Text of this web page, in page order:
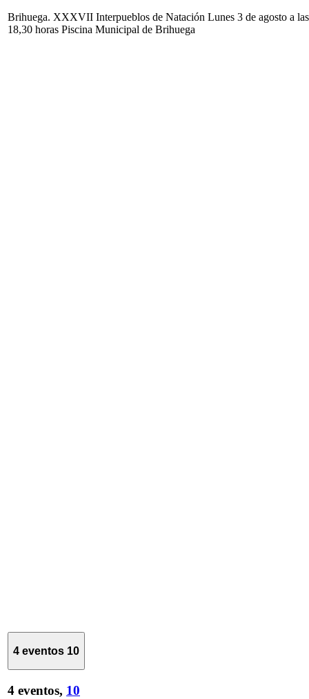
Brihuega. XXXVII Interpueblos de Natación Lunes 3 de agosto a las
18,30 horas Piscina Municipal de Brihuega
4 eventos 10
4 eventos, 10